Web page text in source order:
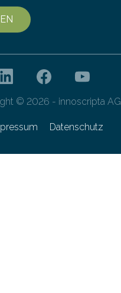
© 2026 - innoscripta AG
Datenschutz